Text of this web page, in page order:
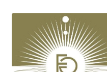
Navigation
springen
springen